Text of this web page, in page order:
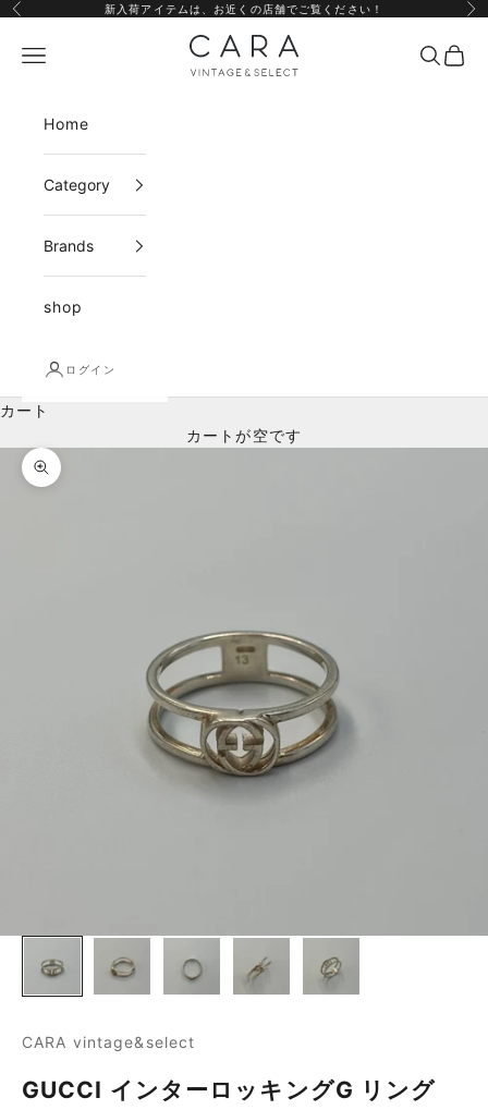
コンテンツへスキップ
前へ 新入荷アイテムは、 お近くの店舗でご覧ください！ 次
CARA vintage&select
メニュー 検索カー
Home
Category
Brands
shop
ログイン
カート
カートが空です
ズームイン
CARA vintage&select
GUCCI インターロッキングG リング